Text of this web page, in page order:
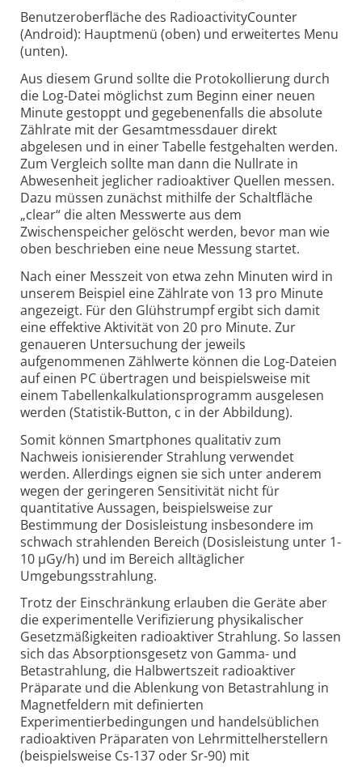
Benutzeroberfläche des RadioactivityCounter
(Android): Hauptmenü (oben) und erweitertes Menu
(unten).
Aus diesem Grund sollte die Protokollierung durch
die Log-Datei möglichst zum Beginn einer neuen
Minute gestoppt und gegebenenfalls die absolute
Zählrate mit der Gesamtmessdauer direkt
abgelesen und in einer Tabelle festgehalten werden.
Zum Vergleich sollte man dann die Nullrate in
Abwesenheit jeglicher radioaktiver Quellen messen.
Dazu müssen zunächst mithilfe der Schaltfläche
„clear“ die alten Messwerte aus dem
Zwischenspeicher gelöscht werden, bevor man wie
oben beschrieben eine neue Messung startet.
Nach einer Messzeit von etwa zehn Minuten wird in
unserem Beispiel eine Zählrate von 13 pro Minute
angezeigt. Für den Glühstrumpf ergibt sich damit
eine effektive Aktivität von 20 pro Minute. Zur
genaueren Untersuchung der jeweils
aufgenommenen Zählwerte können die Log-Dateien
auf einen PC übertragen und beispielsweise mit
einem Tabellenkalkulationsprogramm ausgelesen
werden (Statistik-Button, c in der Abbildung).
Somit können Smartphones qualitativ zum
Nachweis ionisierender Strahlung verwendet
werden. Allerdings eignen sie sich unter anderem
wegen der geringeren Sensitivität nicht für
quantitative Aussagen, beispielsweise zur
Bestimmung der Dosisleistung insbesondere im
schwach strahlenden Bereich (Dosisleistung unter 1-
10 µGy/h) und im Bereich alltäglicher
Umgebungsstrahlung.
Trotz der Einschränkung erlauben die Geräte aber
die experimentelle Verifizierung physikalischer
Gesetzmäßigkeiten radioaktiver Strahlung. So lassen
sich das Absorptionsgesetz von Gamma- und
Betastrahlung, die Halbwertszeit radioaktiver
Präparate und die Ablenkung von Betastrahlung in
Magnetfeldern mit definierten
Experimentierbedingungen und handelsüblichen
radioaktiven Präparaten von Lehrmittelherstellern
(beispielsweise Cs-137 oder Sr-90) mit